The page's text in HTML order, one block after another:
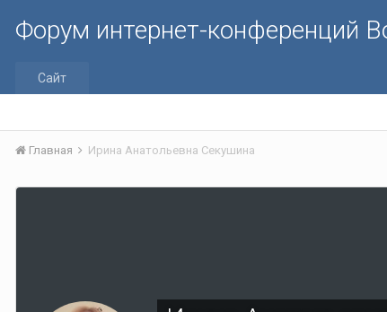
Форум интернет-конференций
Сайт
Главная Ирина Анатольевна Секушина